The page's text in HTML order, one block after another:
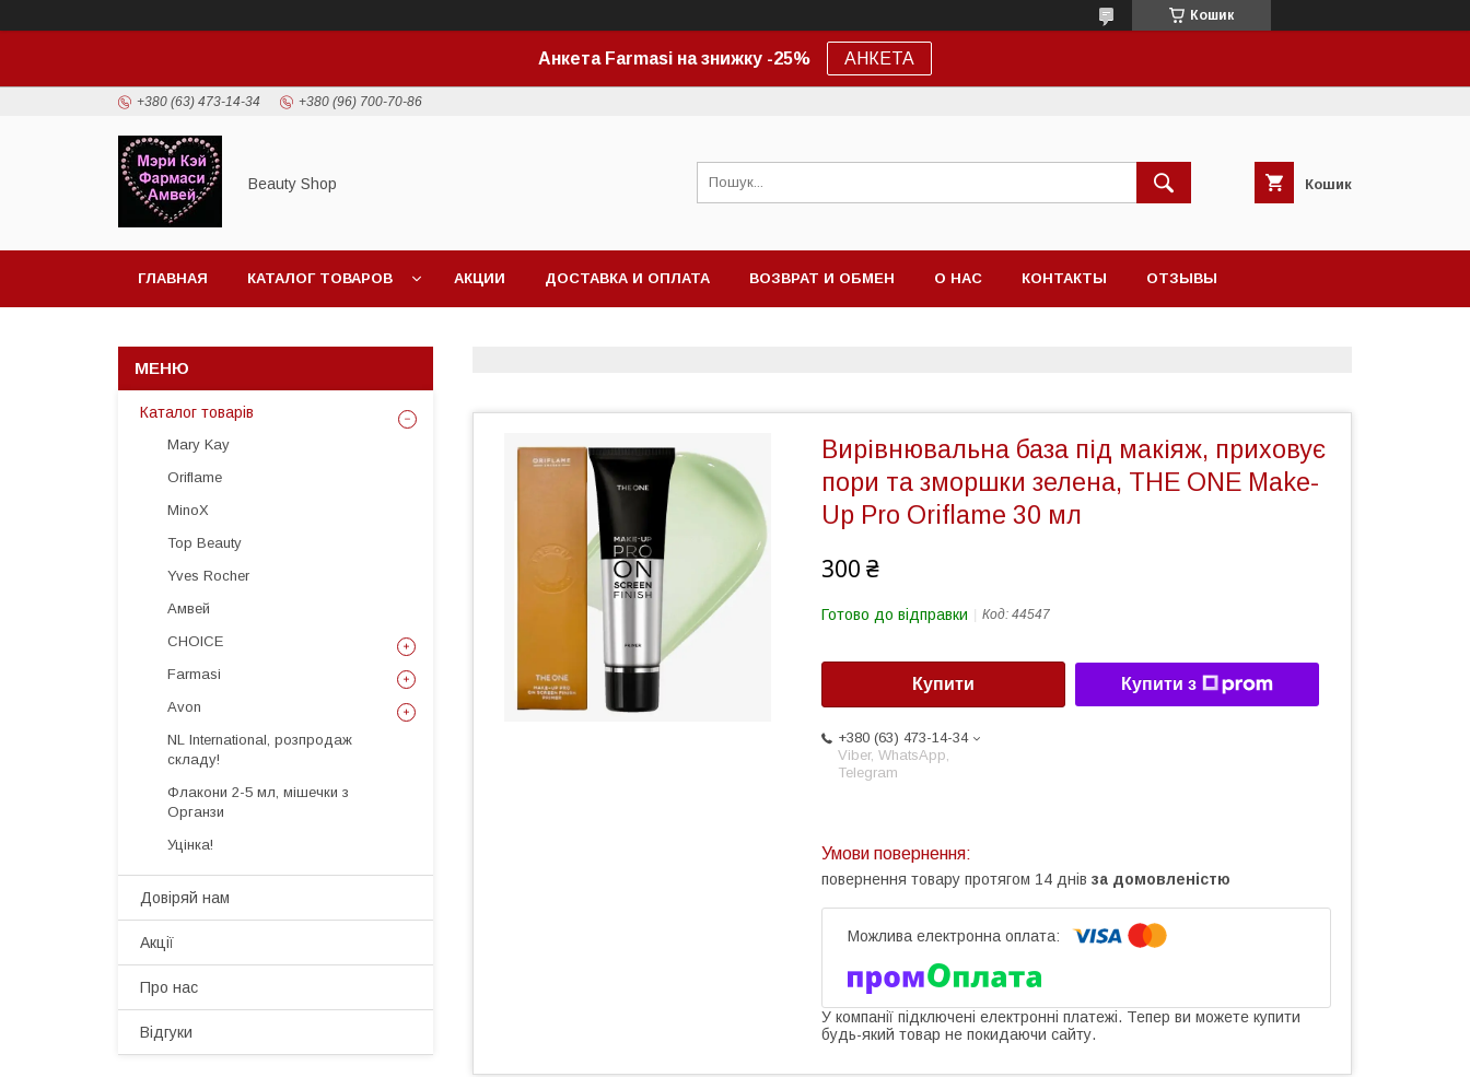
Кошик
Анкета Farmasi на знижку -25% АНКЕТА
+380 (63) 473-14-34 +380 (96) 700-70-86
Beauty Shop Кошик
ГЛАВНАЯ КАТАЛОГ ТОВАРОВ АКЦИИ ДОСТАВКА И ОПЛАТА ВОЗВРАТ И ОБМЕН О НАС КОНТАКТЫ ОТЗЫВЫ
Вирівнювальна база під макіяж, приховує
пори та зморшки зелена, THE ONE Make-
Up Pro Oriflame 30 мл
300 ₴
Готово до відправки Код: 44547
Купити Купити з
+380 (63) 473-14-34
Viber, WhatsApp,
Telegram
повернення товару протягом 14 днів за домовленістю
У компанії підключені електронні платежі. Тепер ви можете купити
будь-який товар не покидаючи сайту.
Каталог товарів
Mary Kay
Oriflame
MinoX
Top Beauty
Yves Rocher
Амвей
CHOICE
Farmasi
Avon
NL International, розпродаж
складу!
Флакони 2-5 мл, мішечки з
Органзи
Уцінка!
Довіряй нам
Акції
Про нас
Відгуки